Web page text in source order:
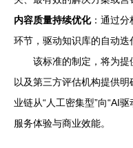
内容质量持续优化：通过分
环节，驱动知识库的自动迭
该标准的制定，将为
以及第三方评估机构提供
业链从“人工密集型”向“AI
服务体验与商业效能。